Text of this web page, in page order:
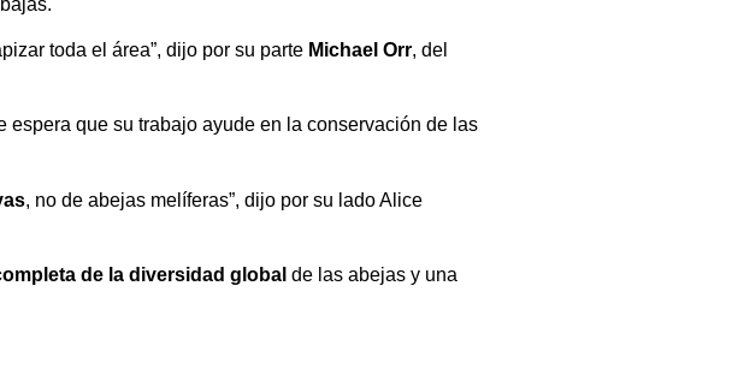
toda el área”, dijo por su parte Michael Orr, del
que su trabajo ayude en la conservación de las
, no de abejas melíferas”, dijo por su lado Alice
de la diversidad global de las abejas y una